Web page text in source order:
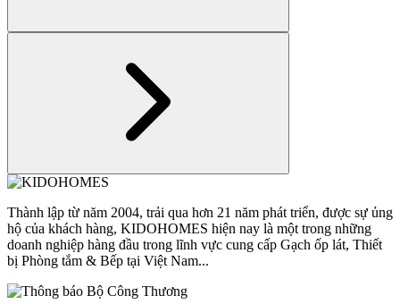
Thành lập từ năm 2004, trải qua hơn 21 năm phát triển, được sự ủng
hộ của khách hàng, KIDOHOMES hiện nay là một trong những
doanh nghiệp hàng đầu trong lĩnh vực cung cấp Gạch ốp lát, Thiết
bị Phòng tắm & Bếp tại Việt Nam...